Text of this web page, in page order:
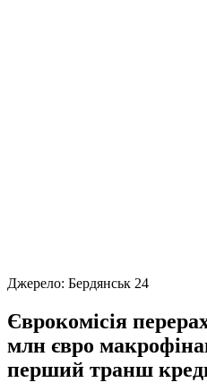
Джерело: Бердянськ 24
Єврокомісія
млн євро
перший транш